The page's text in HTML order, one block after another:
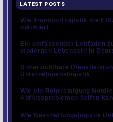
LATEST POSTS
Wie Transportlogistik die
optimiert
Ein umfassender Leitfaden
modernen Lebensstil in
Unverzichtbare
Unternehmenslogistik
Wie ein Rohrreinigung
Abflussproblemen helfen
Wie Beschaffungslogistik